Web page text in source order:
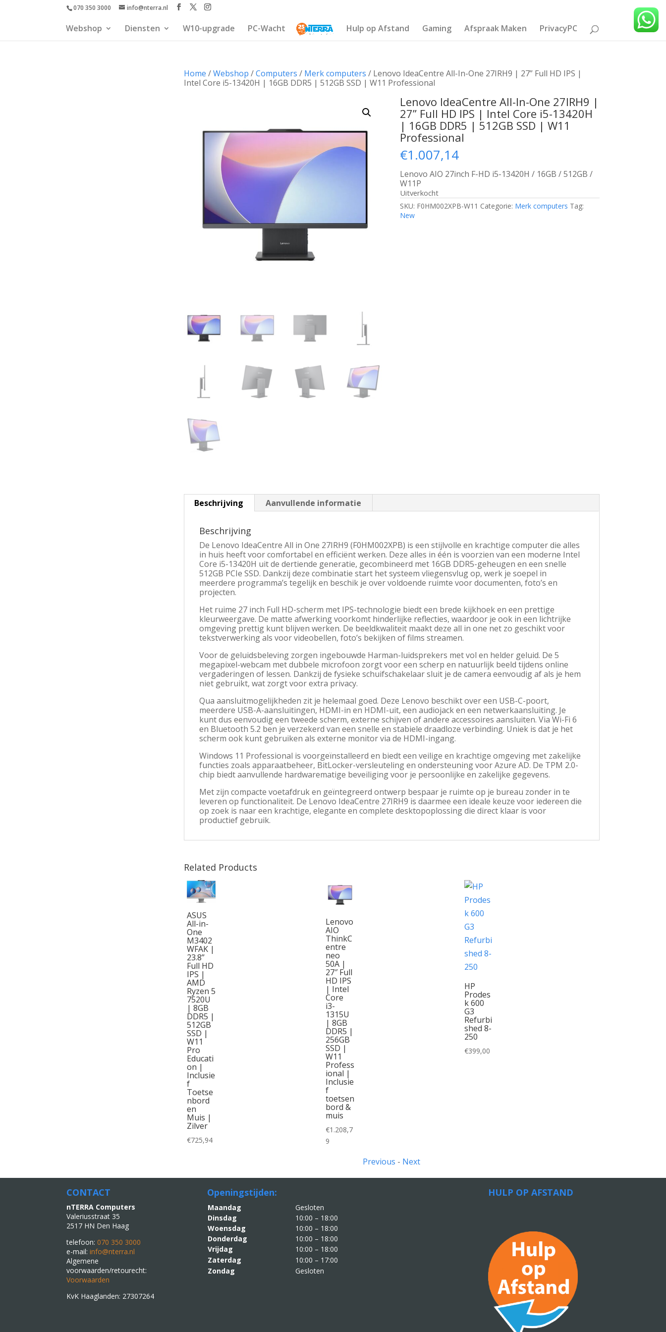
070 350 3000 info@nterra.nl
Webshop Diensten W10-upgrade PC-Wacht Hulp op Afstand Gaming Afspraak Maken PrivacyPC
Home /Webshop /Computers / Merk computers / Lenovo IdeaCentre All-In-One 27IRH9 | 27” Full HD IPS |
Intel Core i5-13420H | 16GB DDR5 | 512GB SSD | W11 Professional
Lenovo IdeaCentre All-In-One 27IRH9 |
27” Full HD IPS | Intel Core i5-13420H
| 16GB DDR5 | 512GB SSD | W11
Professional
€1.007,14
Lenovo AIO 27inch F-HD i5-13420H / 16GB / 512GB /
W11P
Uitverkocht
SKU: F0HM002XPB-W11 Categorie: Merk computers Tag:
New
Beschrijving Aanvullende informatie
Beschrijving
De Lenovo IdeaCentre All in One 27IRH9 (F0HM002XPB) is een stijlvolle en krachtige computer die alles
in huis heeft voor comfortabel en efficiënt werken. Deze alles in één is voorzien van een moderne Intel
Core i5-13420H uit de dertiende generatie, gecombineerd met 16GB DDR5-geheugen en een snelle
512GB PCIe SSD. Dankzij deze combinatie start het systeem vliegensvlug op, werk je soepel in
meerdere programma’s tegelijk en beschik je over voldoende ruimte voor documenten, foto’s en
projecten.
Het ruime 27 inch Full HD-scherm met IPS-technologie biedt een brede kijkhoek en een prettige
kleurweergave. De matte afwerking voorkomt hinderlijke reflecties, waardoor je ook in een lichtrijke
omgeving prettig kunt blijven werken. De beeldkwaliteit maakt deze all in one net zo geschikt voor
tekstverwerking als voor videobellen, foto’s bekijken of films streamen.
Voor de geluidsbeleving zorgen ingebouwde Harman-luidsprekers met vol en helder geluid. De 5
megapixel-webcam met dubbele microfoon zorgt voor een scherp en natuurlijk beeld tijdens online
vergaderingen of lessen. Dankzij de fysieke schuifschakelaar sluit je de camera eenvoudig af als je hem
niet gebruikt, wat zorgt voor extra privacy.
Qua aansluitmogelijkheden zit je helemaal goed. Deze Lenovo beschikt over een USB-C-poort,
meerdere USB-A-aansluitingen, HDMI-in en HDMI-uit, een audiojack en een netwerkaansluiting. Je
kunt dus eenvoudig een tweede scherm, externe schijven of andere accessoires aansluiten. Via Wi-Fi 6
en Bluetooth 5.2 ben je verzekerd van een snelle en stabiele draadloze verbinding. Uniek is dat je het
scherm ook kunt gebruiken als externe monitor via de HDMI-ingang.
Windows 11 Professional is voorgeïnstalleerd en biedt een veilige en krachtige omgeving met zakelijke
functies zoals apparaatbeheer, BitLocker-versleuteling en ondersteuning voor Azure AD. De TPM 2.0-
chip biedt aanvullende hardwarematige beveiliging voor je persoonlijke en zakelijke gegevens.
Met zijn compacte voetafdruk en geïntegreerd ontwerp bespaar je ruimte op je bureau zonder in te
leveren op functionaliteit. De Lenovo IdeaCentre 27IRH9 is daarmee een ideale keuze voor iedereen die
op zoek is naar een krachtige, elegante en complete desktopoplossing die direct klaar is voor
productief gebruik.
Related Products
ASUS
All-in-
One
M3402
WFAK |
23.8”
Full HD
IPS |
AMD
Ryzen 5
7520U
| 8GB
DDR5 |
512GB
SSD |
W11
Pro
Educati
on |
Inclusie
f
Toetse
nbord
en
Muis |
Zilver
€725,94
Lenovo
AIO
ThinkC
entre
neo
50A |
27″ Full
HD IPS
| Intel
Core
i3-
1315U
| 8GB
DDR5 |
256GB
SSD |
W11
Profess
ional |
Inclusie
f
toetsen
bord &
muis
€1.208,7
9
HP
Prodes
k 600
G3
Refurbi
shed 8-
250
€399,00
Previous - Next
CONTACT
nTERRA Computers
Valeriusstraat 35
2517 HN Den Haag
telefoon:070 350 3000
e-mail:info@nterra.nl
Algemene
voorwaarden/retourecht:
Voorwaarden
KvK Haaglanden: 27307264
Openingstijden:
Maandag
Gesloten
Dinsdag
10:00 – 18:00
Woensdag
10:00 – 18:00
Donderdag
10:00 – 18:00
Vrijdag
10:00 – 18:00
Zaterdag
10:00 – 17:00
Zondag
Gesloten
HULP OP AFSTAND